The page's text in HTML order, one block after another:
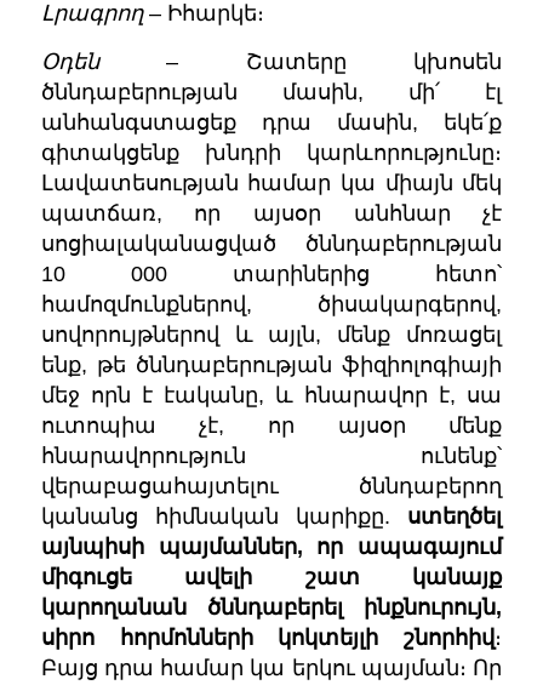
Լրագրող– Իհարկե։
Օդեն– Շատերը կխոսեն
ծննդաբերության մասին, մի՛ էլ
անհանգստացեք դրա մասին, եկե՛ք
գիտակցենք խնդրի կարևորությունը։
Լավատեսության համար կա միայն մեկ
պատճառ, որ այսօր անհնար չէ
սոցիալականացված ծննդաբերության
10 000 տարիներից հետո՝
համոզմունքներով, ծիսակարգերով,
սովորույթներով և այլն, մենք մոռացել
ենք, թե ծննդաբերության ֆիզիոլոգիայի
մեջ որն է էականը, և հնարավոր է, սա
ուտոպիա չէ, որ այսօր մենք
հնարավորություն ունենք՝
վերաբացահայտելու ծննդաբերող
կանանց հիմնական կարիքը. ստեղծել
այնպիսի պայմաններ, որ ապագայում
միգուցե ավելի շատ կանայք
կարողանան ծննդաբերել ինքնուրույն,
սիրո հորմոնների կոկտեյլի շնորհիվ ։
Բայց դրա համար կա երկու պայման։ Որ